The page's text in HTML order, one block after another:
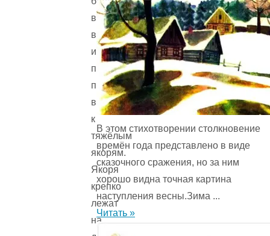
в
воде,
их
привязывают
проволочной
верёвкой
к
тяжёлым
якорям.
Якоря
крепко
лежат
на
В этом стихотворении столкновение
времён года представ­лено в виде
сказочного сражения, но за ним
хорошо видна точная картина
наступления весны.Зима ...
Читать »